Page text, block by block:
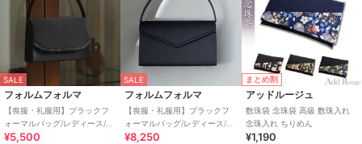
SALE
フォルムフォルマ
【喪服・礼服用】ブラックフ
ォーマルバッグ/レディース/葬
式/冠婚葬祭/夏/お受験
¥5,500
SALE
フォルムフォルマ
【喪服・礼服用】ブラックフ
ォーマルバッグ/レディース/日
本製/葬式/冠婚葬祭/夏/お受験
¥8,250
まとめ割
アッドルージュ
数珠袋 念珠袋 高級 数珠入れ
念珠入れ ちりめん
¥1,190